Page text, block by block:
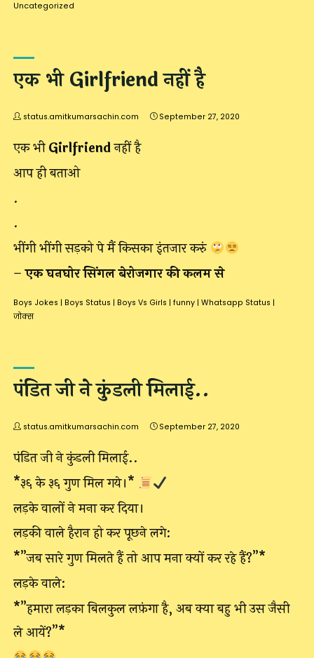
Uncategorized
एक भी Girlfriend नहीं है
status.amitkumarsachin.com September 27, 2020
एक भीGirlfriendनहीं है
आप ही बताओ
.
.
भींगी भींगी सड़को पे मैं किसका इंतजार करुं
–एक घनघोर सिंगल बेरोजगार की कलम से
Boys Jokes | Boys Status | Boys Vs Girls | funny | Whatsapp Status |
जोक्स
पंडित जी ने कुंडली मिलाई..
status.amitkumarsachin.com September 27, 2020
पंडित जी ने कुंडली मिलाई..
*३६ के ३६ गुण मिल गये।*
लड़के वालों ने मना कर दिया।
लड़की वाले हैरान हो कर पूछने लगे:
*”जब सारे गुण मिलते हैं तो आप मना क्यों कर रहे हैं?”*
लड़के वाले:
*”हमारा लड़का बिलकुल लफ़ंगा है, अब क्या बहु भी उस जैसी
ले आयें?”*